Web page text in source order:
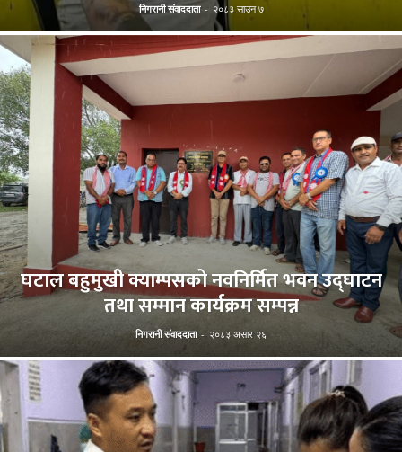
निगरानी संवाददाता - २०८३ साउन ७
घटाल बहुमुखी क्याम्पसको नवनिर्मित भवन उद्घाटन
तथा सम्मान कार्यक्रम सम्पन्न
निगरानी संवाददाता - २०८३ असार २६